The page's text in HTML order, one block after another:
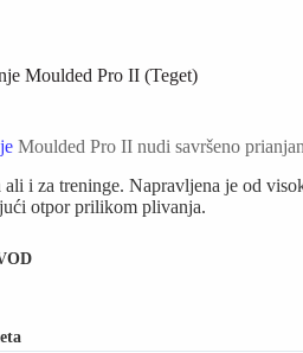
Moulded Pro II (Teget)
Moulded Pro II nudi savršeno
i za treninge. Napravljena je od
otpor prilikom plivanja.